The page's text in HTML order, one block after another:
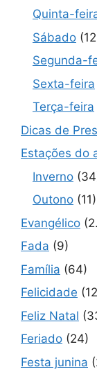
Quinta-
Sábado
Segunda-
Sexta-feira
Terça-feira
Dicas de
Estações do
Inverno
Outono (11)
Evangélico
Fada (9)
Família (64)
Felicidade
Feliz Natal
Feriado (24)
Festa junina